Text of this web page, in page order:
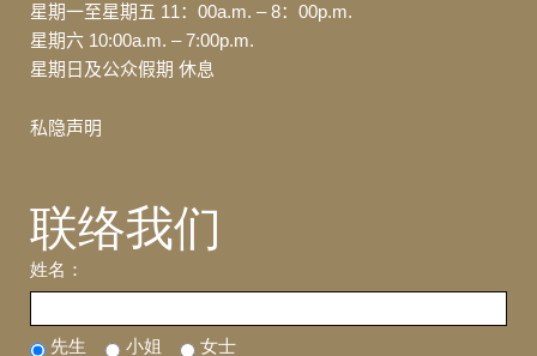
星期一至星期五 11：00a.m. – 8：00p.m.
星期六 10:00a.m. – 7:00p.m.
星期日及公众假期 休息
私隐声明
联络我们
姓名：
先生 小姐 女士